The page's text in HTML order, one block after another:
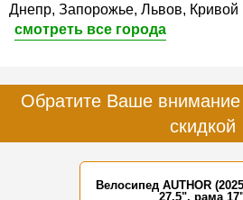
Днепр, Запорожье, Львов, Кривой
смотреть все города
Обратите Ваше
скидкой
Велосипед AUTHOR
27,5", рама